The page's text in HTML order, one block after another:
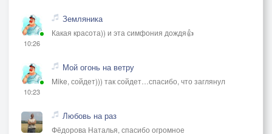
10:26
Земляника
Какая красота)) и эта симфония дождя👍
10:23
Мой огонь на ветру
Mike, сойдет))) так сойдет…спасибо, что заглянул
Любовь на раз
Фёдорова Наталья, спасибо огромное